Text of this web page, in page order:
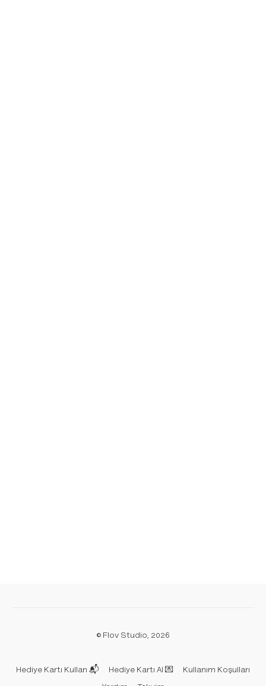
© Flov Studio, 2026
Hediye Kartı Kullan 📬 Hediye Kartı Al 💌
Kullanım Koşulları